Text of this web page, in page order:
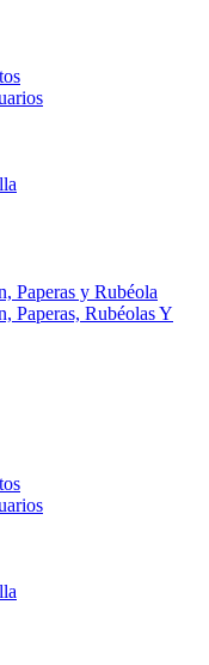
Paperas y Rubéola
Paperas, Rubéolas Y